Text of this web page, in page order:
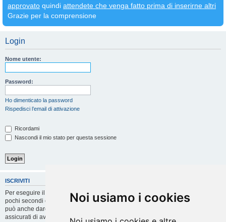
Noi usiamo i cookies
approvato quindi attendete che venga fatto prima di inserirne altri
Grazie per la comprensione
Login
Nome utente:
Password:
Ho dimenticato la password
Rispedisci l’email di attivazione
Ricordami
Nascondi il mio stato per questa sessione
ISCRIVITI
Per eseguire il login devi essere registrato. La registrazione richiede solo
pochi secondi e garantisce l’accesso alle funzioni avanzate. L’amministratore
può anche dare permessi speciali agli utenti. Prima di eseguire il login
assicurati di aver letto i termini d’uso e le varie regole.